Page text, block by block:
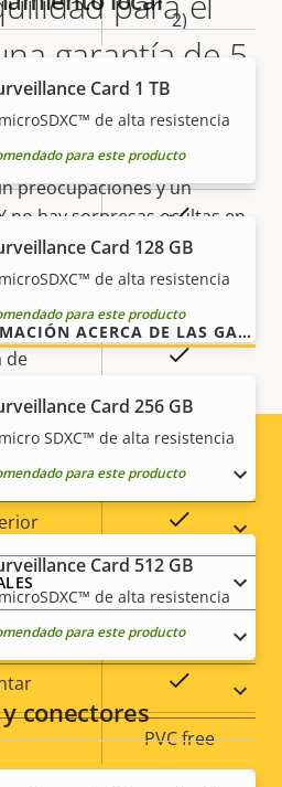
2)
de
la
Sí
Sí
de
Sí
IK10
IP66, IP67
PVC free
Card 1 TB
de alta resistencia
para este producto
Card 128 GB
de alta resistencia
para este producto
Card 256 GB
SDXC™ de alta resistencia
para este producto
Card 512 GB
de alta resistencia
para este producto
conectores
garantía de 5
años
de 5 años brinda a nuestros
preocupaciones y un
no hay sorpresas ocultas en
es exactamente lo
OBTENGA MÁS INFORMACIÓN ACERCA DE LAS GARANTÍAS DE AXIS